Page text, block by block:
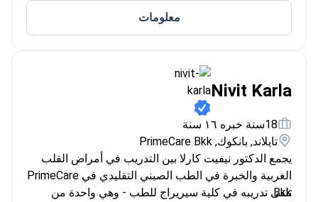
الحركة بجمعية أطباء شيامن. عضوة دائمة في لجنة التعديل
العصبي بجمعية أطباء شيامن. حائزة لقب أجمل طبيبة في
معلومات
Nivit Karla
18سنة خبره ١٦ سنة
تايلاند, بانكوك, PrimeCare Bkk
يجمع الدكتور نيفيت كارلا بين التدريب في أمراض القلب
الغربية والخبرة في الطب الصيني التقليدي في PrimeCare
Bkk.
تلقى تدريبه في كلية سيريراج للطب - وهي واحدة من